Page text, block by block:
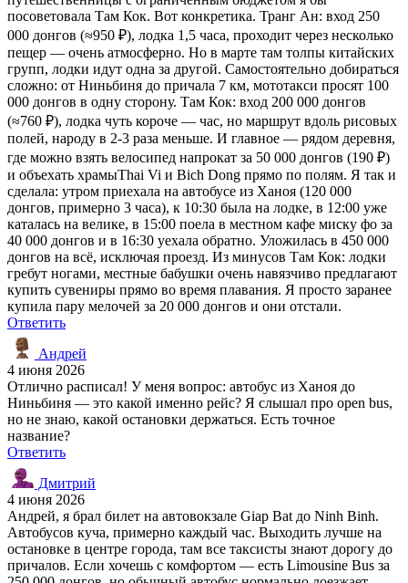
посоветовала Там Кок. Вот конкретика. Транг Ан: вход 250
000 донгов (≈950 ₽), лодка 1,5 часа, проходит через несколько
пещер — очень атмосферно. Но в марте там толпы китайских
групп, лодки идут одна за другой. Самостоятельно добираться
сложно: от Ниньбиня до причала 7 км, мототакси просят 100
000 донгов в одну сторону. Там Кок: вход 200 000 донгов
(≈760 ₽), лодка чуть короче — час, но маршрут вдоль рисовых
полей, народу в 2-3 раза меньше. И главное — рядом деревня,
где можно взять велосипед напрокат за 50 000 донгов (190 ₽)
и объехать храмыThai Vi и Bich Dong прямо по полям. Я так и
сделала: утром приехала на автобусе из Ханоя (120 000
донгов, примерно 3 часа), к 10:30 была на лодке, в 12:00 уже
каталась на велике, в 15:00 поела в местном кафе миску фо за
40 000 донгов и в 16:30 уехала обратно. Уложилась в 450 000
донгов на всё, исключая проезд. Из минусов Там Кок: лодки
гребут ногами, местные бабушки очень навязчиво предлагают
купить сувениры прямо во время плавания. Я просто заранее
купила пару мелочей за 20 000 донгов и они отстали.
Ответить
Андрей
4 июня 2026
Отлично расписал! У меня вопрос: автобус из Ханоя до
Ниньбиня — это какой именно рейс? Я слышал про open bus,
но не знаю, какой остановки держаться. Есть точное
название?
Ответить
Дмитрий
4 июня 2026
Андрей, я брал билет на автовокзале Giap Bat до Ninh Binh.
Автобусов куча, примерно каждый час. Выходить лучше на
остановке в центре города, там все таксисты знают дорогу до
причалов. Если хочешь с комфортом — есть Limousine Bus за